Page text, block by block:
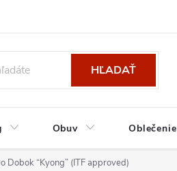
HĽADAŤ
Obuv Oblečenie
Dobok “Kyong” (ITF approved)